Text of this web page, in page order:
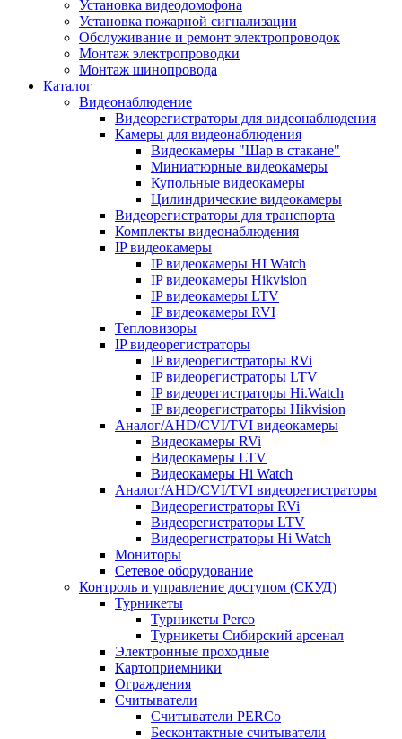
Установка видеодомофона
Установка пожарной сигнализации
Обслуживание и ремонт электропроводок
Монтаж электропроводки
Монтаж шинопровода
Каталог
Видеонаблюдение
Видеорегистраторы для видеонаблюдения
Камеры для видеонаблюдения
Видеокамеры "Шар в стакане"
Миниатюрные видеокамеры
Купольные видеокамеры
Цилиндрические видеокамеры
Видеорегистраторы для транспорта
Комплекты видеонаблюдения
IP видеокамеры
IP видеокамеры HI Watch
IP видеокамеры Hikvision
IP видеокамеры LTV
IP видеокамеры RVI
Тепловизоры
IP видеорегистраторы
IP видеорегистраторы RVi
IP видеорегистраторы LTV
IP видеорегистраторы Hi.Watch
IP видеорегистраторы Hikvision
Аналог/AHD/CVI/TVI видеокамеры
Видеокамеры RVi
Видеокамеры LTV
Видеокамеры Hi Watch
Аналог/AHD/CVI/TVI видеорегистраторы
Видеорегистраторы RVi
Видеорегистраторы LTV
Видеорегистраторы Hi Watch
Мониторы
Сетевое оборудование
Контроль и управление доступом (СКУД)
Турникеты
Турникеты Perco
Турникеты Сибирский арсенал
Электронные проходные
Картоприемники
Ограждения
Считыватели
Считыватели PERCo
Бесконтактные считыватели